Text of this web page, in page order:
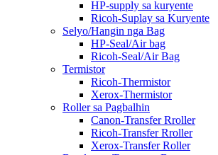
HP-supply sa kuryente
Ricoh-Suplay sa Kuryente
Selyo/Hangin nga Bag
HP-Seal/Air bag
Ricoh-Seal/Air Bag
Termistor
Ricoh-Thermistor
Xerox-Thermistor
Roller sa Pagbalhin
Canon-Transfer Rroller
Ricoh-Transfer Rroller
Xerox-Transfer Roller